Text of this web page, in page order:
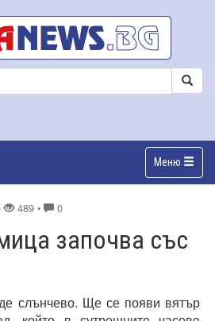
Меню
489 • 0
започва със
слънчево. Ще се появи вятър